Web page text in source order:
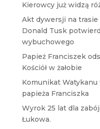
Kierowcy już widzą
Akt dywersji na
Donald Tusk
wybuchowego
Papież Franciszek
Kościół w żałobie
Komunikat
papieża Franciszka
Wyrok 25 lat dla
Łukowa.